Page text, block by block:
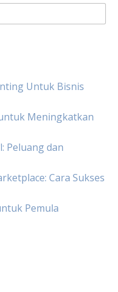
Untuk Bisnis
Meningkatkan
Peluang dan
Cara Sukses
Pemula